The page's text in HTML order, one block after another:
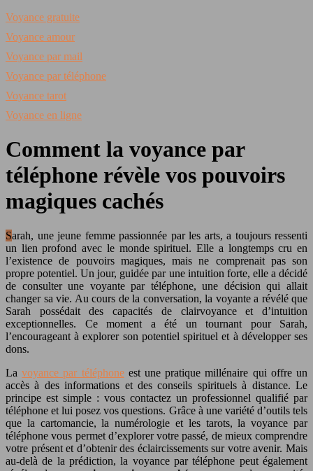
Voyance gratuite
Voyance amour
Voyance par mail
Voyance par téléphone
Voyance tarot
Voyance en ligne
Comment la voyance par
téléphone révèle vos pouvoirs
magiques cachés
Sarah, une jeune femme passionnée par les arts, a toujours ressenti
un lien profond avec le monde spirituel. Elle a longtemps cru en
l’existence de pouvoirs magiques, mais ne comprenait pas son
propre potentiel. Un jour, guidée par une intuition forte, elle a décidé
de consulter une voyante par téléphone, une décision qui allait
changer sa vie. Au cours de la conversation, la voyante a révélé que
Sarah possédait des capacités de clairvoyance et d’intuition
exceptionnelles. Ce moment a été un tournant pour Sarah,
l’encourageant à explorer son potentiel spirituel et à développer ses
dons.
Lavoyance par téléphoneest une pratique millénaire qui offre un
accès à des informations et des conseils spirituels à distance. Le
principe est simple : vous contactez un professionnel qualifié par
téléphone et lui posez vos questions. Grâce à une variété d’outils tels
que la cartomancie, la numérologie et les tarots, la voyance par
téléphone vous permet d’explorer votre passé, de mieux comprendre
votre présent et d’obtenir des éclaircissements sur votre avenir. Mais
au-delà de la prédiction, la voyance par téléphone peut également